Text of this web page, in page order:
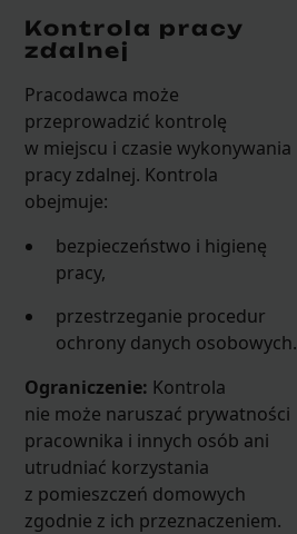
Kontrola pracy
zdalnej
Pracodawca może
przeprowadzić kontrolę
w miejscu i czasie wykonywania
pracy zdalnej. Kontrola
obejmuje:
bezpieczeństwo i higienę
pracy,
przestrzeganie procedur
ochrony danych osobowych.
Ograniczenie: Kontrola
nie może naruszać prywatności
pracownika i innych osób ani
utrudniać korzystania
z pomieszczeń domowych
zgodnie z ich przeznaczeniem.